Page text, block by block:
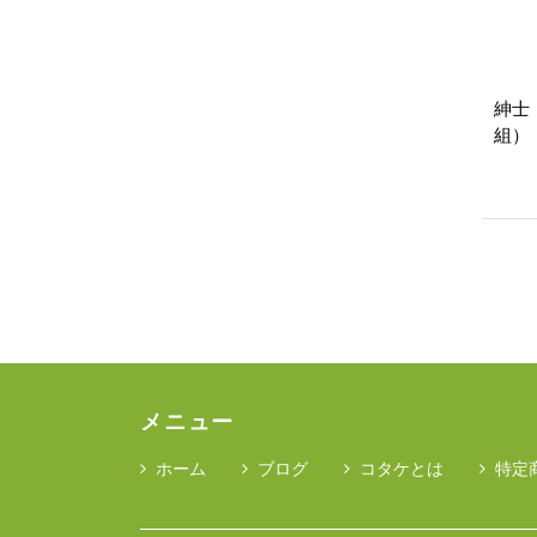
紳士
組）
メニュー
ホーム ブログ コタケとは 特定